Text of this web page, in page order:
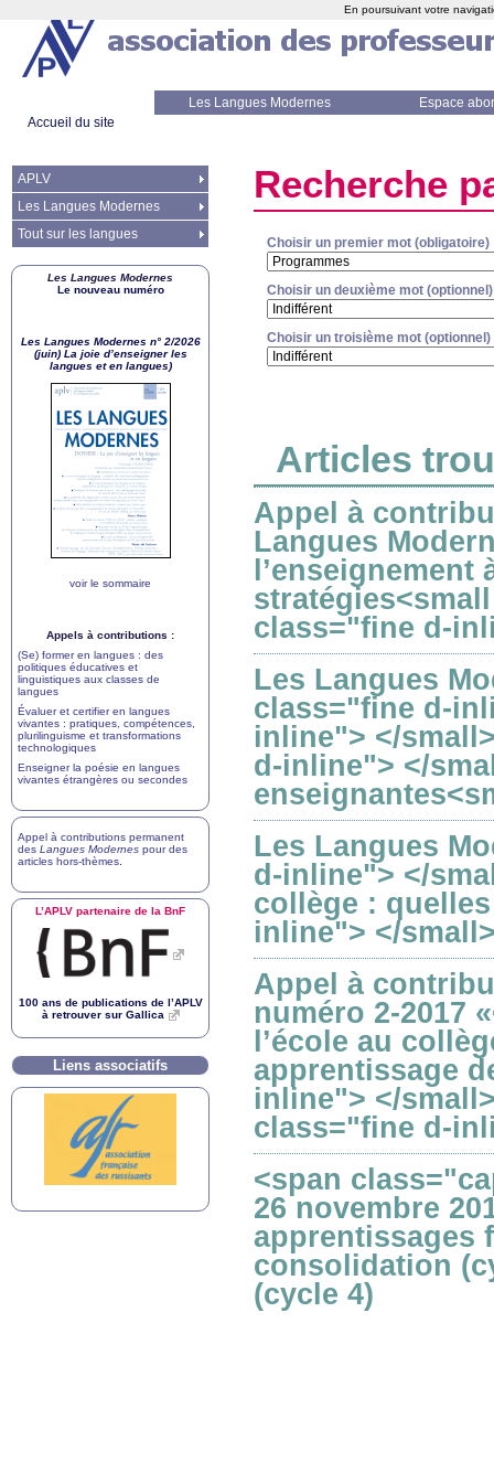
Les Langues Modernes
Espace
Accueil du site
Recherche
Choisir un premier mot (obligatoire)
Choisir un deuxième mot (optionnel)
Choisir un troisième mot (optionnel)
Articles
Appel à
Langues
class="fine d-
Les Langues
class="fine d-
inline"> </
d-inline"> </
Les Langues
d-inline"> </
collège :
inline"> </
Appel à
numéro 2-2017
l’école au
apprentissage
inline"> </
class="fine d-
<span
26 novembre
apprentissages
consolidation
(cycle 4)
APLV
Les Langues Modernes
Tout sur les langues
Les Langues Modernes
Le nouveau numéro
Les Langues Modernes n° 2/2026
(juin) La joie d’enseigner les
langues et en langues)
voir le sommaire
Appels à contributions :
(Se) former en langues : des
politiques éducatives et
linguistiques aux classes de
langues
Évaluer et certifier en langues
vivantes : pratiques, compétences,
plurilinguisme et transformations
technologiques
Enseigner la poésie en langues
vivantes étrangères ou secondes
Appel à contributions permanent
des Langues Modernes pour des
articles hors-thèmes
L’APLV partenaire de la BnF
100 ans de publications de l’APLV
à retrouver sur Gallica
Liens associatifs
En poursuivant votre